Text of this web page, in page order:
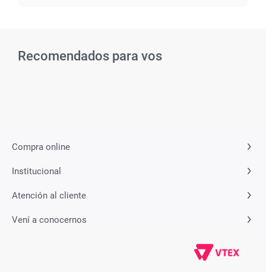
Recomendados para vos